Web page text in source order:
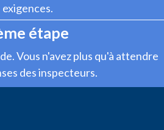
exigences.
étape
Vous n'avez plus qu'à attendre
des inspecteurs.